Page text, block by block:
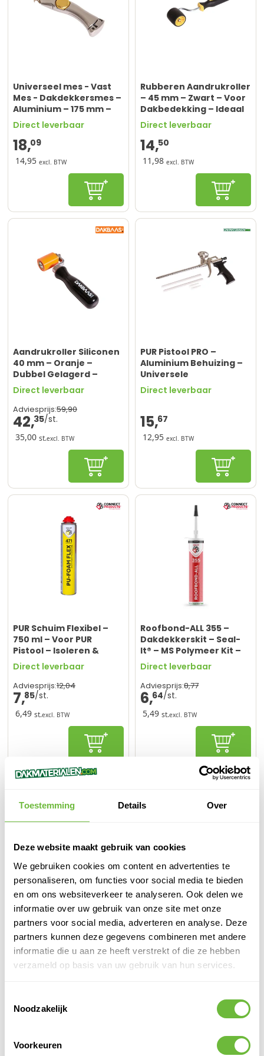
Toestemming Details Over
Deze website maakt gebruik van cookies
We gebruiken cookies om content en advertenties te
personaliseren, om functies voor social media te bieden
en om ons websiteverkeer te analyseren. Ook delen we
informatie over uw gebruik van onze site met onze
partners voor social media, adverteren en analyse. Deze
partners kunnen deze gegevens combineren met andere
informatie die u aan ze heeft verstrekt of die ze hebben
verzameld op basis van uw gebruik van hun services.
Noodzakelijk
Voorkeuren
Universeel mes - Vast
Mes - Dakdekkersmes –
Aluminium – 175 mm –
Inclusief Houder
Direct leverbaar
18,09
14,95 excl. BTW
In winkelwagen
Rubberen Aandrukroller
– 45 mm – Zwart – Voor
Dakbedekking – Ideaal
voor Doe-Het-Zelvers
Direct leverbaar
14,50
11,98 excl. BTW
In
Aandrukroller Siliconen
40 mm – Oranje –
Dubbel Gelagerd –
Ergonomisch Handvat –
Limited Edition –
Dakbaas.com
Direct leverbaar
Adviesprijs:59,90
42,35
35,00 st.excl. BTW
In winkelwagen
PUR Pistool PRO –
Aluminium Behuizing –
Universele
Schroefaansluiting
Direct leverbaar
15,67
12,95 excl. BTW
In
PUR Schuim Flexibel –
750 ml – Voor PUR
Pistool – Isoleren &
Monteren – Seal-It® 471
PU-Foam Flex
Direct leverbaar
Adviesprijs:12,04
7,85
6,49 st.excl. BTW
In winkelwagen
Roofbond-ALL 355 –
Dakdekkerskit – Seal-
It® – MS Polymeer Kit –
Zwart – 290 ml
Direct leverbaar
Adviesprijs:8,77
6,64
5,49 st.excl. BTW
In
PUR Schuim – 750 ml –
Isoleren & Monteren –
Seal-It® 470 PU-Foam
Gun
Direct leverbaar
Adviesprijs: 9,01
5, 55
PUR Schuim Handbus –
Hand – 750 ml – Handige
Toepassing Zonder
Pistool
Direct leverbaar
Adviesprijs:9,01
8,12
In